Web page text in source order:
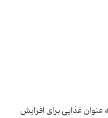
غذایی برای افزایش